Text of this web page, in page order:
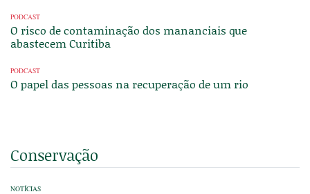
PODCAST
O risco de contaminação dos mananciais que
abastecem Curitiba
PODCAST
O papel das pessoas na recuperação de um rio
Conservação
NOTÍCIAS